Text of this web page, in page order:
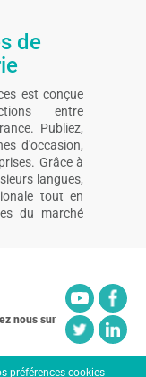
de
est conçue
entre
Publiez,
d'occasion,
Grâce à
langues,
tout en
du marché
nous sur
préférences cookies